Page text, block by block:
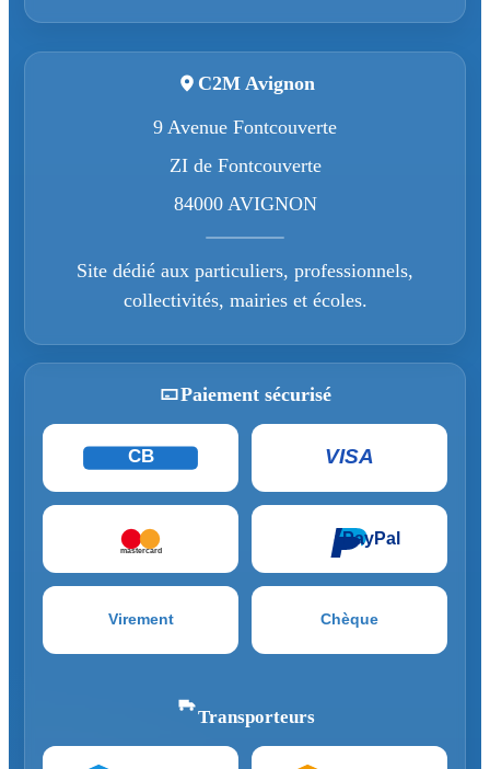
C2M Avignon
9 Avenue Fontcouverte
ZI de Fontcouverte
84000 AVIGNON
Site dédié aux particuliers, professionnels,
collectivités, mairies et écoles.
Paiement sécurisé
CB VISA
mastercard
PayPal
Virement Chèque
Transporteurs